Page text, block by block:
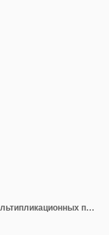
Набор африканских подростковых мультипликационных персонажей